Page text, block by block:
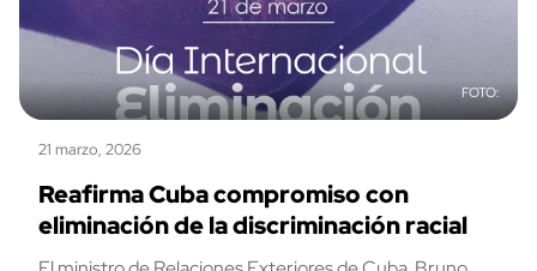
21 marzo, 2026
Reafirma Cuba compromiso con
eliminación de la discriminación racial